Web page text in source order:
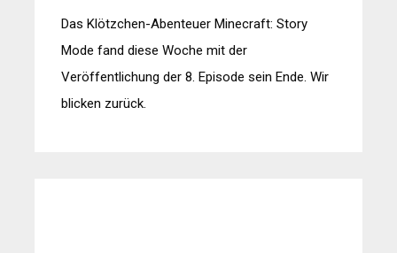
Das Klötzchen-Abenteuer Minecraft: Story
Mode fand diese Woche mit der
Veröffentlichung der 8. Episode sein Ende. Wir
blicken zurück.